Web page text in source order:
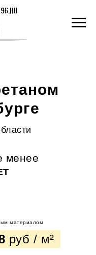
руб / м²
материалом
менее